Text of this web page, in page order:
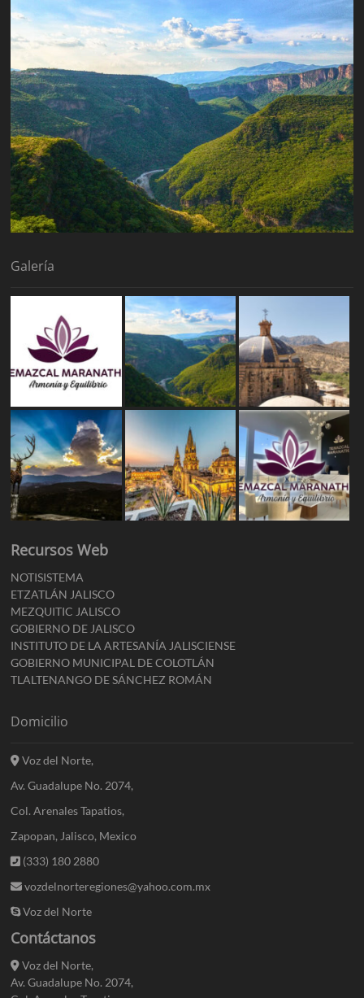
Galería
Recursos Web
NOTISISTEMA
ETZATLÁN JALISCO
MEZQUITIC JALISCO
GOBIERNO DE JALISCO
INSTITUTO DE LA ARTESANÍA JALISCIENSE
GOBIERNO MUNICIPAL DE COLOTLÁN
TLALTENANGO DE SÁNCHEZ ROMÁN
Domicilio
Voz del Norte,
Av. Guadalupe No. 2074,
Col. Arenales Tapatios,
Zapopan, Jalisco, Mexico
(333) 180 2880
vozdelnorteregiones@yahoo.com.mx
Voz del Norte
Contáctanos
Voz del Norte,
Av. Guadalupe No. 2074,